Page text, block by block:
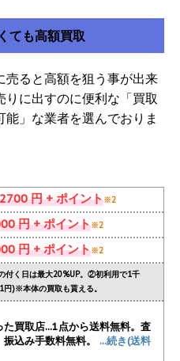
ても高額買取
売ると高額を狙う事が出来
りに出すのに便利な「買取
」な業者を選んでおりま
円 + ポイント※2
円 + ポイント※2
円 + ポイント※2
付く日は最大20%UP。②初利用で1千
)※本体の買取も貰える。
買取店...1点から送料無料。査
込み手数料無料。
...続き(送料